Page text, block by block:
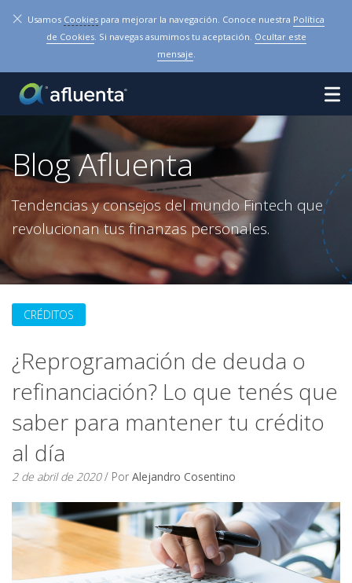
× Usamos Cookies para mejorar la navegación. Conoce nuestra Política
de Cookies. Si navegas asumimos tu aceptación. Ocultar este
mensaje.
Blog Afluenta
Tendencias y consejos del mundo Fintech que
revolucionan tus finanzas personales.
CRÉDITOS
¿Reprogramación de deuda o
refinanciación? Lo que tenés que
saber para mantener tu crédito
al día
2 de abril de 2020/ Por Alejandro Cosentino